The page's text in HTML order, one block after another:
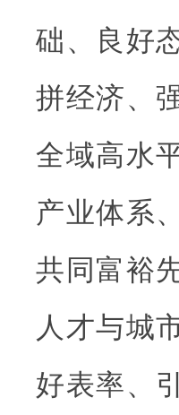
础、良好
拼经济、
全域高水
产业体系
共同富裕
人才与城
好表率、